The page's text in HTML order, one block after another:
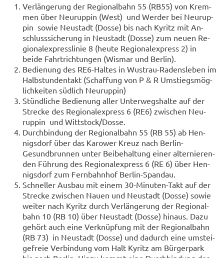
Ver­län­ge­rung der Re­gio­nal­bahn 55 (RB55) von Krem­
men über Neu­rup­pin (West) und Wer­der bei Neu­rup­
pin sowie Neu­stadt (Dosse) bis nach Ky­ritz mit An­
schluss­si­che­rung in Neu­stadt (Dosse) zum neuen Re­
gio­nal­ex­press­li­nie 8 (heute Re­gio­nal­ex­press 2) in
beide Fahrt­rich­tun­gen (Wis­mar und Ber­lin).
Be­die­nung des RE6-​Haltes in Wustrau-​Radensleben im
Halb­stun­den­takt (Schaf­fung von P & R Um­stiegs­mög­
lich­kei­ten süd­lich Neu­rup­pin)
Stünd­li­che Be­die­nung aller Un­ter­weg­shal­te auf der
Stre­cke des Re­gio­nal­ex­press 6 (RE6) zwi­schen Neu­
rup­pin und Witt­stock/Dosse.
Durch­bin­dung der Re­gio­nal­bahn 55 (RB 55) ab Hen­
nigs­dorf über das Ka­rower Kreuz nach Berlin-​
Gesundbrunnen unter Bei­be­hal­tung einer al­ter­nie­ren­
den Füh­rung des Re­gio­nal­ex­press 6 (RE 6) über Hen­
nigs­dorf zum Fern­bahn­hof Berlin-​Spandau.
Schnel­ler Aus­bau mit einem 30-​Minuten-Takt auf der
Stre­cke zwi­schen Nauen und Neu­stadt (Dosse) sowie
wei­ter nach Ky­ritz durch Ver­län­ge­rung der Re­gio­nal­
bahn 10 (RB 10) über Neu­stadt (Dosse) hin­aus. Dazu
ge­hört auch eine Ver­knüp­fung mit der Re­gio­nal­bahn
(RB 73) in Neu­stadt (Dosse) und da­durch eine um­stei­
ge­freie Ver­bin­dung vom Halt Ky­ritz am Bür­ger­park